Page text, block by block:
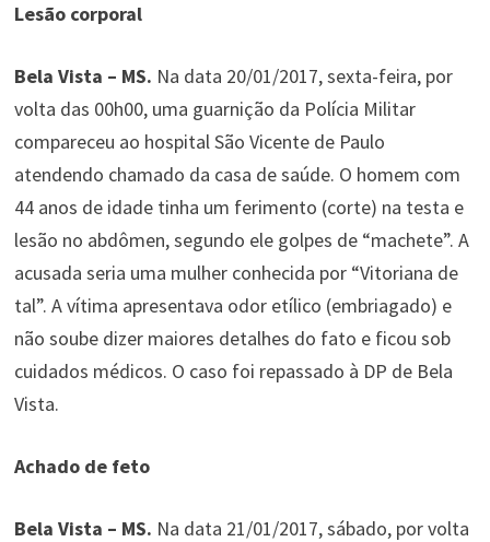
Lesão corporal
Bela Vista – MS. Na data 20/01/2017, sexta-feira, por
volta das 00h00, uma guarnição da Polícia Militar
compareceu ao hospital São Vicente de Paulo
atendendo chamado da casa de saúde. O homem com
44 anos de idade tinha um ferimento (corte) na testa e
lesão no abdômen, segundo ele golpes de “machete”. A
acusada seria uma mulher conhecida por “Vitoriana de
tal”. A vítima apresentava odor etílico (embriagado) e
não soube dizer maiores detalhes do fato e ficou sob
cuidados médicos. O caso foi repassado à DP de Bela
Vista.
Achado de feto
Bela Vista – MS. Na data 21/01/2017, sábado, por volta